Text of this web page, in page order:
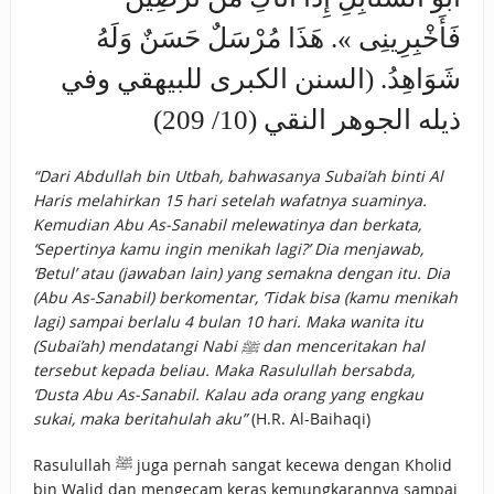
فَأَخْبِرِينِى ». هَذَا مُرْسَلٌ حَسَنٌ وَلَهُ
شَوَاهِدُ. (السنن الكبرى للبيهقي وفي
ذيله الجوهر النقي (10/ 209)
“Dari Abdullah bin Utbah, bahwasanya Subai’ah binti Al
Haris melahirkan 15 hari setelah wafatnya suaminya.
Kemudian Abu As-Sanabil melewatinya dan berkata,
‘Sepertinya kamu ingin menikah lagi?’ Dia menjawab,
‘Betul’ atau (jawaban lain) yang semakna dengan itu. Dia
(Abu As-Sanabil) berkomentar, ‘Tidak bisa (kamu menikah
lagi) sampai berlalu 4 bulan 10 hari. Maka wanita itu
(Subai’ah) mendatangi Nabi ﷺ dan menceritakan hal
tersebut kepada beliau. Maka Rasulullah bersabda,
‘Dusta Abu As-Sanabil. Kalau ada orang yang engkau
sukai, maka beritahulah aku”(H.R. Al-Baihaqi)
Rasulullah ﷺ juga pernah sangat kecewa dengan Kholid
bin Walid dan mengecam keras kemungkarannya sampai